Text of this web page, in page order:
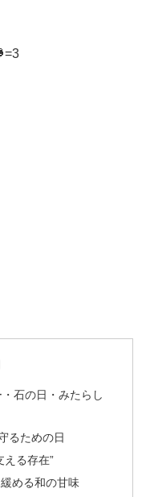
石の日・みたらし
るための日
える存在”
める和の甘味